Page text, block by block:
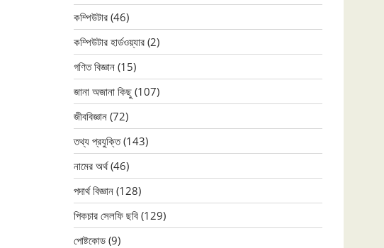
কম্পিউটার (46)
কম্পিউটার হার্ডওয়্যার (2)
গণিত বিজ্ঞান (15)
জানা অজানা কিছু (107)
জীববিজ্ঞান (72)
তথ্য প্রযুক্তি(143)
নামের অর্থ(46)
পদার্থ বিজ্ঞান (128)
পিকচার সেলফি ছবি (129)
পোষ্টকোড (9)